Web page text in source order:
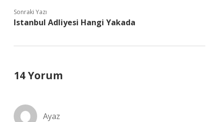
Sonraki Yazı
Istanbul Adliyesi Hangi Yakada
14 Yorum
Ayaz